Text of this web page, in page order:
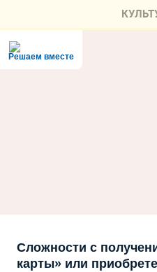
Решаем вместе
Сложности с
карты» или